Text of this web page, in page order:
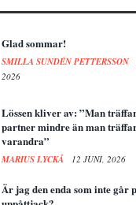
Glad sommar!
SMILLA SUNDÉN PETTERSSON
2026
Lössen kliver av: ”Man
partner mindre än man
varandra”
MARIUS LYCKÅ 12 JUNI, 2026
Är jag den enda som inte går